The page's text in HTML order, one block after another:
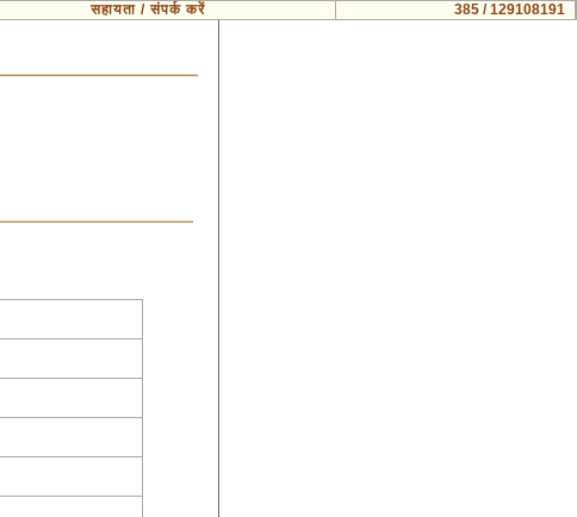
सहायता / संपर्क करें
385 / 129108191